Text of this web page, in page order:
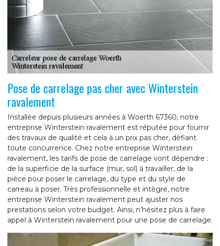
Pose de carrelage pas cher avec Winterstein
ravalement
Installée depuis plusieurs années à Woerth 67360, notre
entreprise Winterstein ravalement est réputée pour fournir
des travaux de qualité et cela à un prix pas cher, défiant
toute concurrence. Chez notre entreprise Winterstein
ravalement, les tarifs de pose de carrelage vont dépendre :
de la superficie de la surface (mur, sol) à travailler, de la
pièce pour poser le carrelage, du type et du style de
carreau à poser. Très professionnelle et intègre, notre
entreprise Winterstein ravalement peut ajuster nos
prestations selon votre budget. Ainsi, n’hésitez plus à faire
appel à Winterstein ravalement pour une pose de carrelage.